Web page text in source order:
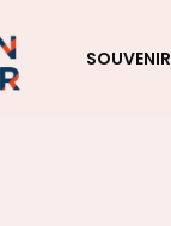
SOUVENIR